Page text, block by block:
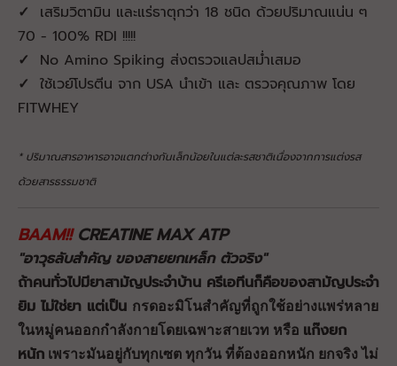
✓ เสริมวิตามิน และแร่ธาตุกว่า 18 ชนิด ด้วยปริมาณแน่น ๆ
70 - 100% RDI !!!!!
✓ No Amino Spiking ส่งตรวจแลปสม่ำเสมอ
✓ ใช้เวย์โปรตีน จาก USA นำเข้า และ ตรวจคุณภาพ โดย
FITWHEY
* ปริมาณสารอาหารอาจแตกต่างกันเล็กน้อยในแต่ละรสชาติเนื่องจากการแต่งรส
ด้วยสารธรรมชาติ
BAAM!!CREATINE MAX ATP
"อาวุธลับสำคัญ ของสายยกเหล็ก ตัวจริง"
ถ้าคนทั่วไปมียาสามัญประจำบ้าน ครีเอทีนก็คือของสามัญประจำ
ยิม ไม่ใช่ยา แต่เป็น กรดอะมิโนสำคัญที่ถูกใช้อย่างแพร่หลาย
ในหมู่คนออกกำลังกายโดยเฉพาะสายเวท หรือ แก๊งยก
หนัก เพราะมันอยู่กับทุกเซต ทุกวัน ที่ต้องออกหนัก ยกจริง ไม่